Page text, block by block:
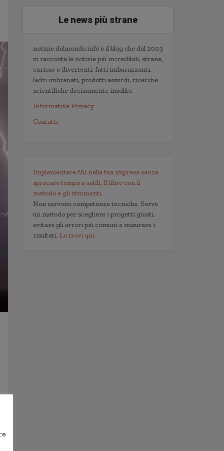
Le news più strane
notizie.delmondo.info è il blog che dal 2003
vi racconta le notizie più incredibili, strane,
curiose e divertenti: fatti imbarazzanti,
ladri imbranati, prodotti assurdi, ricerche
scientifiche decisamente insolite.
Informativa Privacy
Contatti
Implementare l'AI nella tua impresa senza
sprecare tempo e soldi. Il libro con il
metodo e gli strumenti.
Non servono competenze tecniche. Serve
un metodo per scegliere i progetti giusti,
evitare gli errori più comuni e misurare i
risultati. Lo trovi qui.